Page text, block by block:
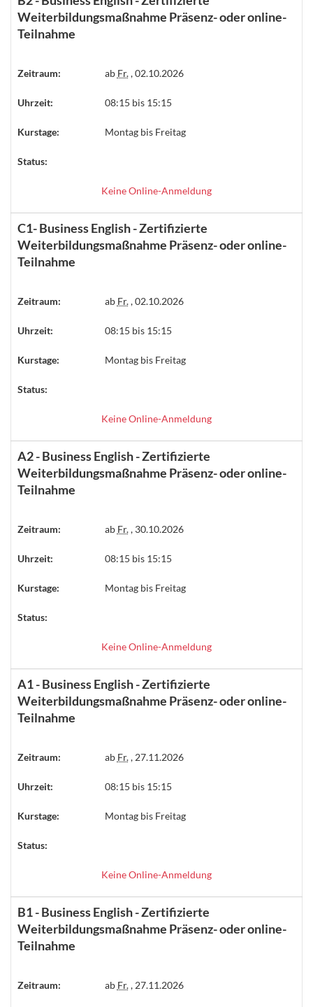
Weiterbildungsmaßnahme Präsenz- oder online-
Teilnahme
Zeitraum: ab Fr., 02.10.2026
Uhrzeit: 08:15 bis 15:15
Kurstage: Montag bis Freitag
Status:
Keine Online-Anmeldung
C1- Business English - Zertifizierte
Weiterbildungsmaßnahme Präsenz- oder online-
Teilnahme
Zeitraum: ab Fr., 02.10.2026
Uhrzeit: 08:15 bis 15:15
Kurstage: Montag bis Freitag
Status:
Keine Online-Anmeldung
A2 - Business English - Zertifizierte
Weiterbildungsmaßnahme Präsenz- oder online-
Teilnahme
Zeitraum: ab Fr., 30.10.2026
Uhrzeit: 08:15 bis 15:15
Kurstage: Montag bis Freitag
Status:
Keine Online-Anmeldung
A1 - Business English - Zertifizierte
Weiterbildungsmaßnahme Präsenz- oder online-
Teilnahme
Zeitraum: ab Fr., 27.11.2026
Uhrzeit: 08:15 bis 15:15
Kurstage: Montag bis Freitag
Status:
Keine Online-Anmeldung
B1 - Business English - Zertifizierte
Weiterbildungsmaßnahme Präsenz- oder online-
Teilnahme
Zeitraum: ab Fr., 27.11.2026